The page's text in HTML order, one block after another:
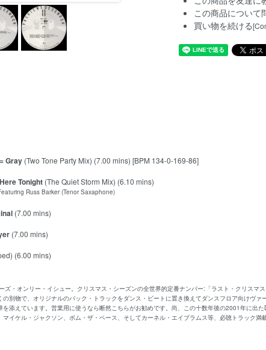
この商品について
買い物を続ける
Gray (Two Tone Party Mix) (7.00 mins) [BPM 134-0-169-86]
Tonight (The Quiet Storm Mix) (6.10 mins)
Russ Barker (Tenor Saxaphone)
(7.00 mins)
(7.00 mins)
(6.00 mins)
ズ・オンリー・イシュー。クリスマス・シーズンの全世界的定番ナンバー:「ラスト・クリスマ
別物で、オリジナルのバック・トラックをダンス・ビートに置き換えてダンスフロア向けヴァ
添えています。営業用に使うなら断然こちらがお勧めです。尚、この十数年後の2001年に出
イケル・ジャクソン、ボム・ザ・ベース、そしてカーネル・エイブラムス等、必聴トラック満